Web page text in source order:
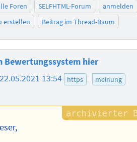
Foren SELFHTML-Forum
anmelden
erstellen
Beitrag im Thread-Baum
Bewertungssystem hier
22.05.2021 13:54 https meinung